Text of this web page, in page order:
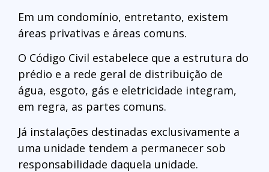
Em um condomínio, entretanto, existem
áreas privativas e áreas comuns.
O Código Civil estabelece que a estrutura do
prédio e a rede geral de distribuição de
água, esgoto, gás e eletricidade integram,
em regra, as partes comuns.
Já instalações destinadas exclusivamente a
uma unidade tendem a permanecer sob
responsabilidade daquela unidade.